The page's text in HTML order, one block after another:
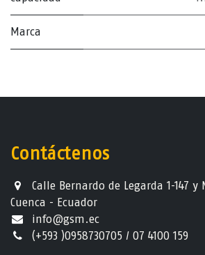
Marca
Contáctenos
Calle Bernardo de Legarda 1-147
Cuenca - Ecuador
info@gsm.ec​
(+593 )0958730705 / 07 4100 159